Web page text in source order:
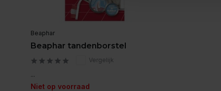
Beaphar
Beaphar tandenborstel
Vergelijk
...
Niet op voorraad